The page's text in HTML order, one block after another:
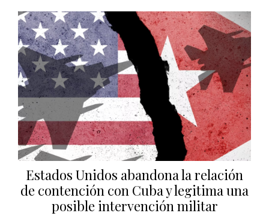
Estados Unidos abandona la relación
de contención con Cuba y legitima una
posible intervención militar